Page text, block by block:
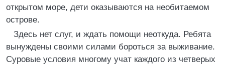
открытом море, дети оказываются на необитаемом
острове.
Здесь нет слуг, и ждать помощи неоткуда. Ребята
вынуждены своими силами бороться за выживание.
Суровые условия многому учат каждого из четверых